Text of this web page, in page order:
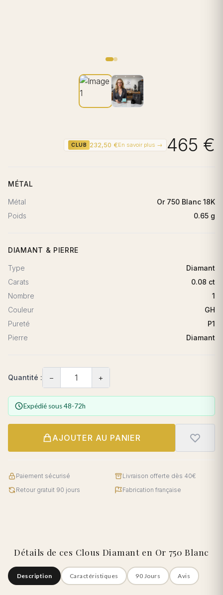
CLUB 232,50 €En savoir plus → 465 €
MÉTAL
Métal
Or 750 Blanc 18K
Poids
0.65 g
DIAMANT & PIERRE
Type
Diamant
Carats
0.08 ct
Nombre
1
Couleur
GH
Pureté
P1
Pierre
Diamant
Quantité : − +
Expédié sous 48-72h
AJOUTER AU PANIER
Paiement sécurisé
Livraison offerte dès 40€
Retour gratuit 90 jours
Fabrication française
Détails de ces Clous Diamant en Or 750 Blanc
Description Caractéristiques 90 Jours Avis